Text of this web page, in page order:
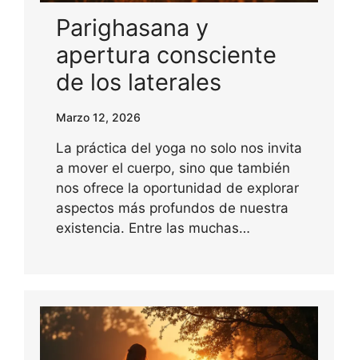
Parighasana y
apertura consciente
de los laterales
Marzo 12, 2026
La práctica del yoga no solo nos invita
a mover el cuerpo, sino que también
nos ofrece la oportunidad de explorar
aspectos más profundos de nuestra
existencia. Entre las muchas…